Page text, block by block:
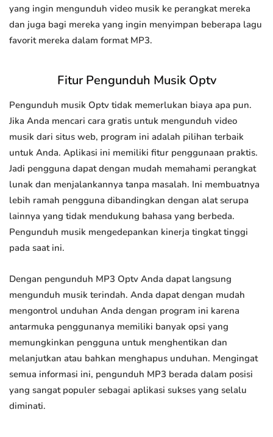
yang ingin mengunduh video musik ke perangkat mereka
dan juga bagi mereka yang ingin menyimpan beberapa lagu
favorit mereka dalam format MP3.
Fitur Pengunduh Musik Optv
Pengunduh musik Optv tidak memerlukan biaya apa pun.
Jika Anda mencari cara gratis untuk mengunduh video
musik dari situs web, program ini adalah pilihan terbaik
untuk Anda. Aplikasi ini memiliki fitur penggunaan praktis.
Jadi pengguna dapat dengan mudah memahami perangkat
lunak dan menjalankannya tanpa masalah. Ini membuatnya
lebih ramah pengguna dibandingkan dengan alat serupa
lainnya yang tidak mendukung bahasa yang berbeda.
Pengunduh musik mengedepankan kinerja tingkat tinggi
pada saat ini.
Dengan pengunduh MP3 Optv Anda dapat langsung
mengunduh musik terindah. Anda dapat dengan mudah
mengontrol unduhan Anda dengan program ini karena
antarmuka penggunanya memiliki banyak opsi yang
memungkinkan pengguna untuk menghentikan dan
melanjutkan atau bahkan menghapus unduhan. Mengingat
semua informasi ini, pengunduh MP3 berada dalam posisi
yang sangat populer sebagai aplikasi sukses yang selalu
diminati.